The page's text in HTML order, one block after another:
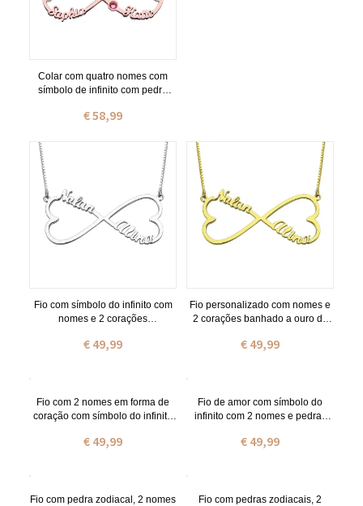
Colar com quatro nomes com
símbolo de infinito com pedra
€ 58,99
Fio com símbolo do infinito com
nomes e 2 corações
€ 49,99
Fio personalizado com nomes e
2 corações banhado a ouro de
€ 49,99
Fio com 2 nomes em forma de
coração com símbolo do infinito
€ 49,99
Fio de amor com símbolo do
infinito com 2 nomes e pedras
€ 49,99
Fio com pedra zodiacal, 2 nomes
Fio com pedras zodiacais, 2